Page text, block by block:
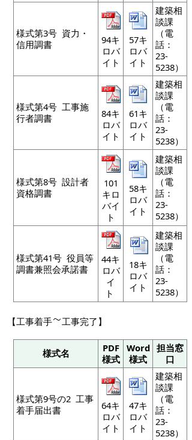
様式第3号 資力・
信用調書
94キ
ロバ
イト
57キ
ロバ
イト
建築相
談課
（電
話：
23-
5238）
様式第4号 工事施
行者調書
84キ
ロバ
イト
61キ
ロバ
イト
建築相
談課
（電
話：
23-
5238）
様式第8号 設計者
資格調書
101
キロ
バイ
ト
58キ
ロバ
イト
建築相
談課
（電
話：
23-
5238）
様式第41号役員等
調書兼照会承諾書
44キ
ロバ
イ
ト
18キ
ロバ
イト
建築相
談課
（電
話：
23-
5238）
【工事着手 工事完了】
様式名
PDF
様式
Word
様式
担当窓
口
様式第9号の2 工事
着手届出書
64キ
ロバ
イト
47キ
ロバ
イト
建築相
談課
（電
話：
23-
5238）